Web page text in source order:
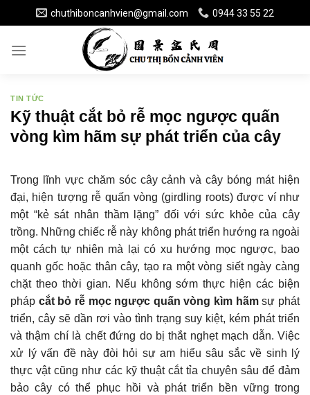
to
content
chuthiboncanhvien@gmail.com 0944 33 55 22
TIN TỨC
Kỹ thuật cắt bỏ rễ mọc ngược quấn
vòng kìm hãm sự phát triển của cây
Trong lĩnh vực chăm sóc cây cảnh và cây bóng mát hiện
đại, hiện tượng rễ quấn vòng (girdling roots) được ví như
một “kẻ sát nhân thầm lặng” đối với sức khỏe của cây
trồng. Những chiếc rễ này không phát triển hướng ra ngoài
một cách tự nhiên mà lại có xu hướng mọc ngược, bao
quanh gốc hoặc thân cây, tạo ra một vòng siết ngày càng
chặt theo thời gian. Nếu không sớm thực hiện các biện
pháp cắt bỏ rễ mọc ngược quấn vòng kìm hãmsự phát
triển, cây sẽ dần rơi vào tình trạng suy kiệt, kém phát triển
và thậm chí là chết đứng do bị thắt nghẹt mạch dẫn. Việc
xử lý vấn đề này đòi hỏi sự am hiểu sâu sắc về sinh lý
thực vật cũng như các kỹ thuật cắt tỉa chuyên sâu để đảm
bảo cây có thể phục hồi và phát triển bền vững trong